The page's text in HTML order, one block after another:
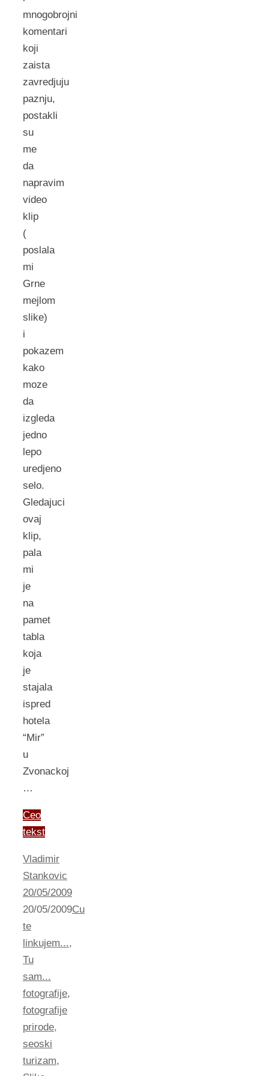
mnogobrojni
komentari
koji
zaista
zavredjuju
paznju,
postakli
su
me
da
napravim
video
klip
(
poslala
mi
Grne
mejlom
slike)
i
pokazem
kako
moze
da
izgleda
jedno
lepo
uredjeno
selo.
Gledajuci
ovaj
klip,
pala
mi
je
na
pamet
tabla
koja
je
stajala
ispred
hotela
“Mir”
u
Zvonackoj
…
Ceo
tekst
Vladimir
Stankovic
20/05/2009
20/05/2009Cu
te
linkujem...,
Tu
sam...
fotografije,
fotografije
prirode,
seoski
turizam,